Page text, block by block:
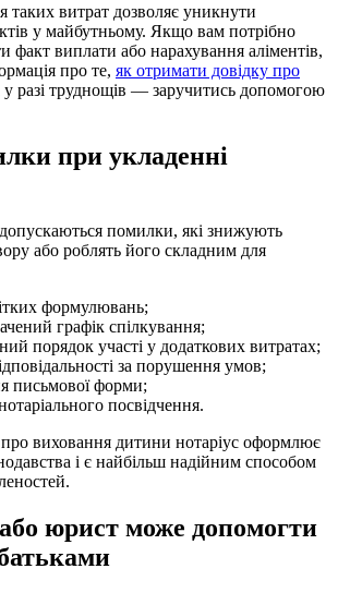
таких витрат дозволяє уникнути
у майбутньому. Якщо вам потрібно
факт виплати або нарахування аліментів,
про те, як отримати довідку про
у разі труднощів — заручитись допомогою
при укладенні
помилки, які знижують
або роблять його складним для
формулювань;
графік спілкування;
порядок участі у додаткових витратах;
за порушення умов;
письмової форми;
посвідчення.
виховання дитини нотаріус оформлює
і є найбільш надійним способом
юрист може допомогти